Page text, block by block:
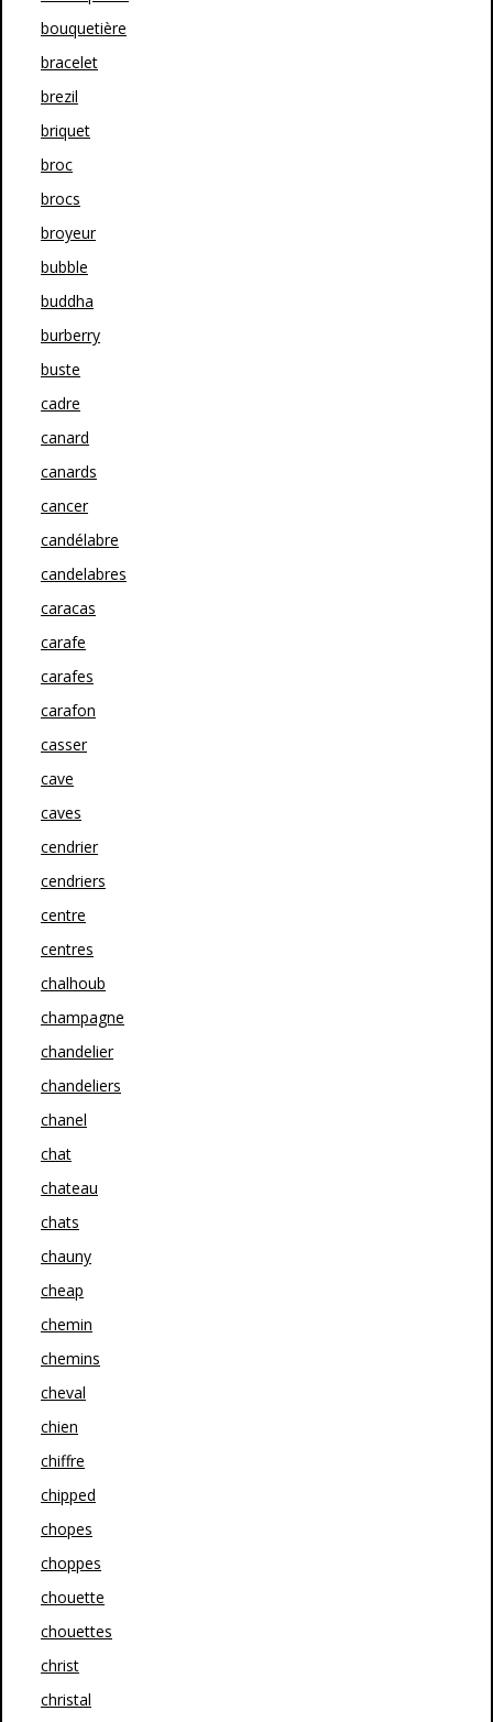
bouquetière
bracelet
brezil
briquet
broc
brocs
broyeur
bubble
buddha
burberry
buste
cadre
canard
canards
cancer
candélabre
candelabres
caracas
carafe
carafes
carafon
casser
cave
caves
cendrier
cendriers
centre
centres
chalhoub
champagne
chandelier
chandeliers
chanel
chat
chateau
chats
chauny
cheap
chemin
chemins
cheval
chien
chiffre
chipped
chopes
choppes
chouette
chouettes
christ
christal